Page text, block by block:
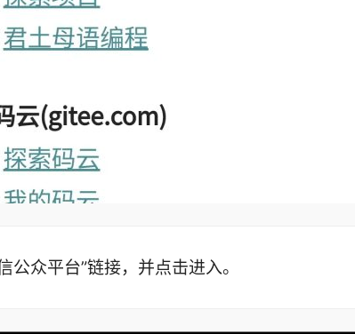
公众平台”链接，并点击进入。